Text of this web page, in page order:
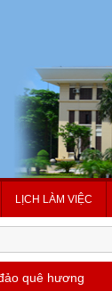
LỊCH LÀM VIỆC
quê hương